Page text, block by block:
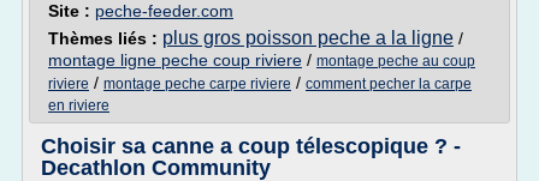
Site : peche-feeder.com
Thèmes liés : plus gros poisson peche a la ligne /
montage ligne peche coup riviere / montage peche au coup
riviere / montage peche carpe riviere / comment pecher la carpe
en riviere
Choisir sa canne a coup télescopique ? -
Decathlon Community